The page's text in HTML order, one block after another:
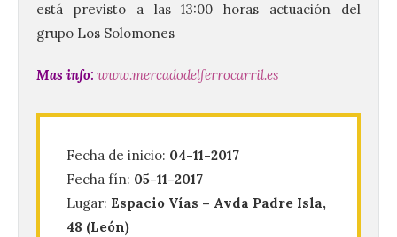
está previsto a las 13:00 horas actuación del
grupo Los Solomones
Mas info: www.mercadodelferrocarril.es
Fecha de inicio: 04-11-2017
Fecha fín: 05-11-2017
Lugar: Espacio Vías – Avda Padre Isla,
48 (León)
Historia y la
Peregrinación”, en
Benavides de Órbigo.
7 Ago 2026